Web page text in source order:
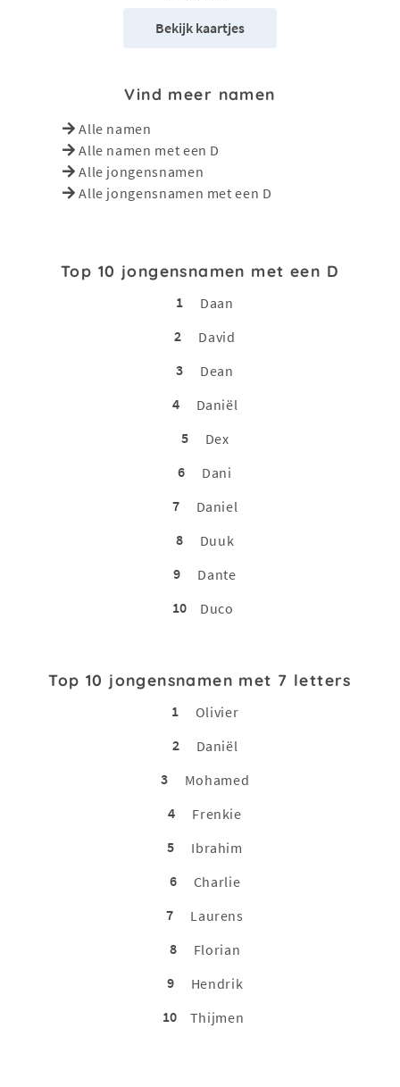
Bekijk kaartjes
Vind meer namen
Alle namen
Alle namen met een D
Alle jongensnamen
Alle jongensnamen met een D
Top 10 jongensnamen met een D
1
Daan
2
David
3
Dean
4
Daniël
5
Dex
6
Dani
7
Daniel
8
Duuk
9
Dante
10
Duco
Top 10 jongensnamen met 7 letters
1
Olivier
2
Daniël
3
Mohamed
4
Frenkie
5
Ibrahim
6
Charlie
7
Laurens
8
Florian
9
Hendrik
10
Thijmen